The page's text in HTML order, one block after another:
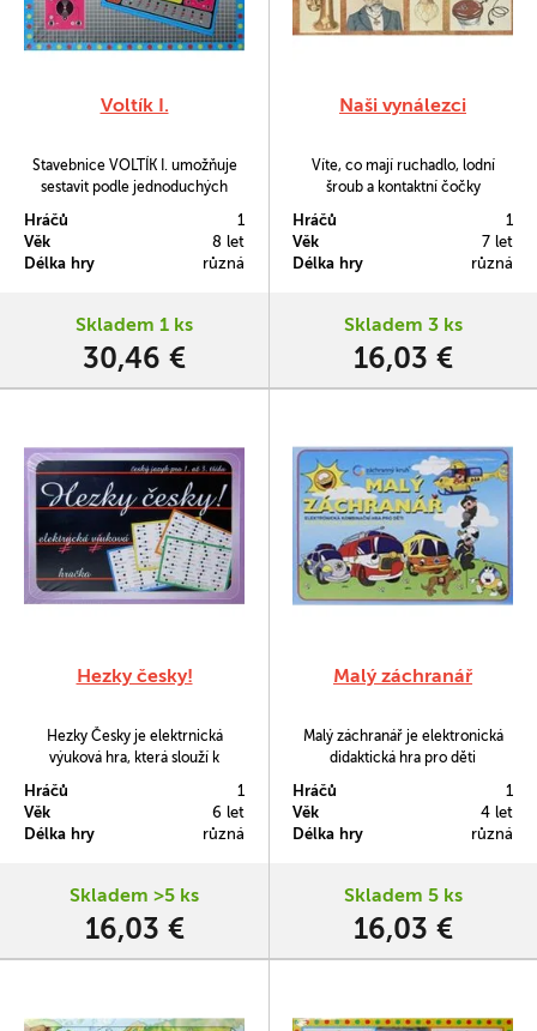
Voltík I.
Stavebnice VOLTÍK I. umožňuje
sestavit podle jednoduchých
elektronických modelů bez
pájení s barevnými světélky a
tónovým bzučákem.
Hráčů
1
Věk
8 let
Délka hry
různá
Skladem 1 ks
30,46 €
Naši vynálezci
Víte, co mají ruchadlo, lodní
šroub a kontaktní čočky
vynálezy. Pojďte se dozvědět více
o tom, jaké objevy dali vynálezci v
Českých zemích světu. Na 16
naleznete 48 portrétů českých
vynálezů, vaším úkolem je
Hráčů
1
Věk
7 let
Délka hry
různá
Skladem 3 ks
16,03 €
Hezky česky!
Hezky Česky je elektrnická
výuková hra, která slouží k
českého pravopisu vyučovaných
v 1. až 3. třídě základní školy.
Samozřejmě velmi zábavnou
Hráčů
1
Věk
6 let
Délka hry
různá
Skladem >5 ks
16,03 €
Malý záchranář
Malý záchranář je elektronická
didaktická hra pro děti
listů s obrázky, mezi nimiž děti
hledají souvislosti. Správnou
odpověď signalizuje zelené
Hráčů
1
Věk
4 let
Délka hry
různá
Skladem 5 ks
16,03 €